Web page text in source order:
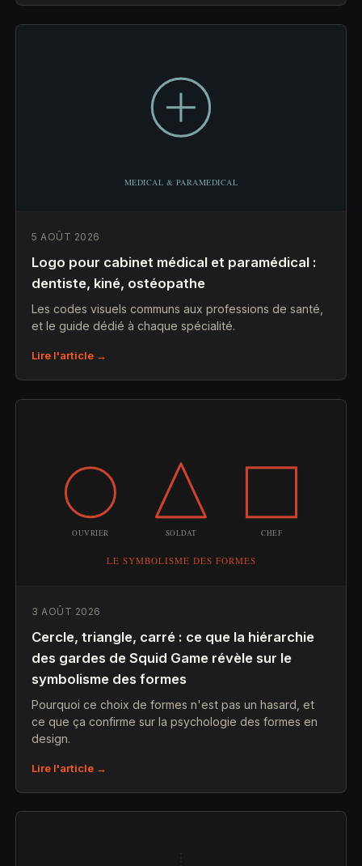
5 AOÛT 2026
Logo pour cabinet médical et paramédical :
dentiste, kiné, ostéopathe
Les codes visuels communs aux professions de santé,
et le guide dédié à chaque spécialité.
Lire l'article →
3 AOÛT 2026
Cercle, triangle, carré : ce que la hiérarchie
des gardes de Squid Game révèle sur le
symbolisme des formes
Pourquoi ce choix de formes n'est pas un hasard, et
ce que ça confirme sur la psychologie des formes en
design.
Lire l'article →